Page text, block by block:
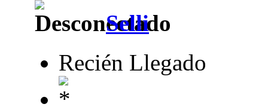
Selli
Recién Llegado